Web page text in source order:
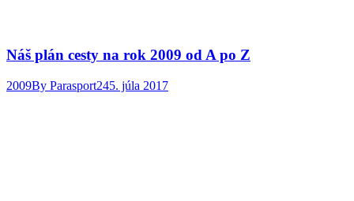
Náš plán cesty na rok 2009 od A po Z
2009By Parasport245. júla 2017